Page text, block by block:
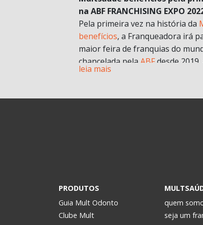
na ABF FRANCHISING EXPO
Pela primeira vez na história da
benefícios, a Franqueadora irá
maior feira de franquias do
chancelada pela ABFdesde
chegará com muitas novidades e
A grande aposta da Mult para a
estratégias para estar mais
realidade dos potenciais
passou a oferecer os formatos
leia mais
PRODUTOS
Guia Mult Odonto
Clube Mult
quem
seja um